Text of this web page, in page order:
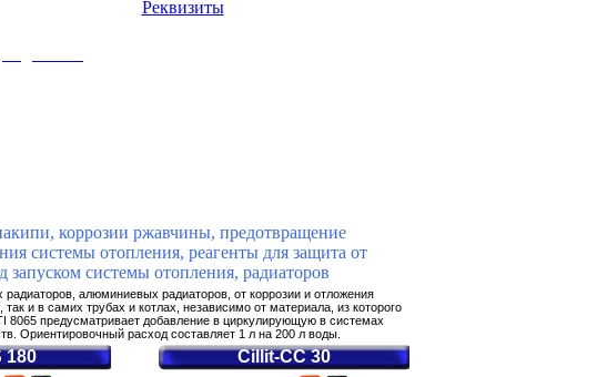
Реквизиты
коррозии ржавчины, предотвращение
системы отопления, реагенты для защита от
системы отопления, радиаторов
алюминиевых радиаторов, от коррозии и отложения
и в самих трубах и котлах, независимо от материала, из которого
8065 предусматривает добавление в циркулирующую в системах
Ориентировочный расход составляет 1 л на 200 л воды.
180 Cillit-CC 30